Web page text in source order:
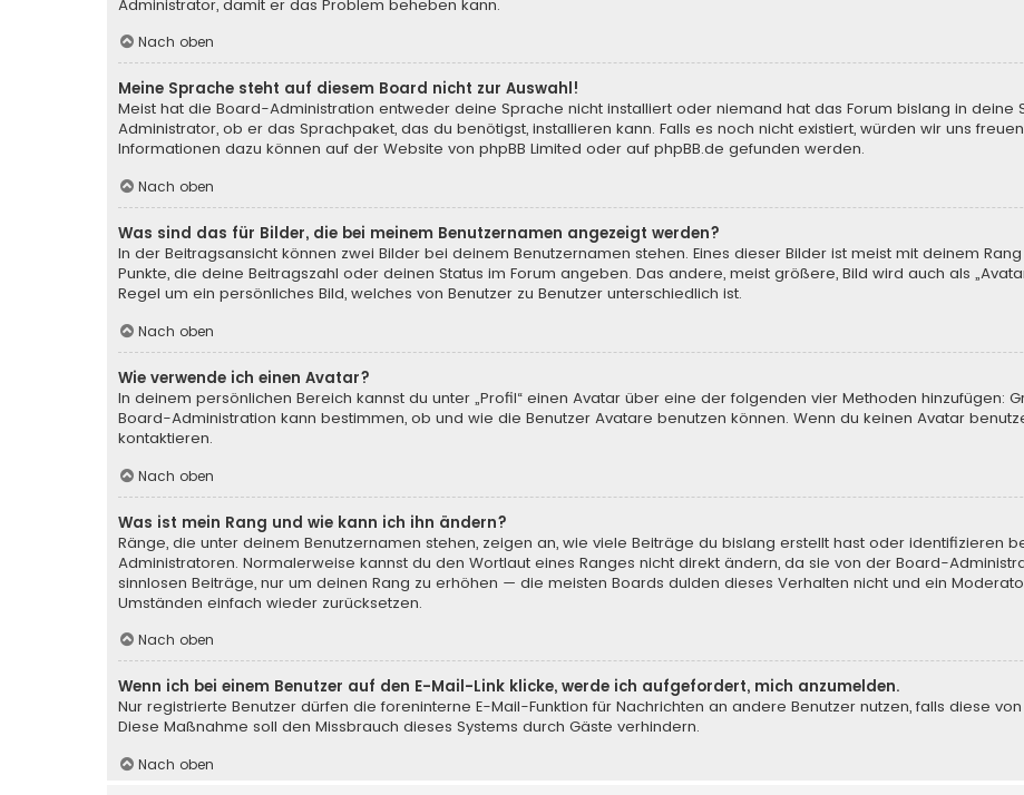
Administrator, damit er das Problem beheben kann.
Nach oben
Meine Sprache steht auf diesem Board nicht zur Auswahl!
Meist hat die Board-Administration entweder deine Sprache nicht installiert oder niemand hat das Forum bislang in deine
Administrator, ob er das Sprachpaket, das du benötigst, installieren kann. Falls es noch nicht existiert, würden wir uns
Informationen dazu können auf der Website von phpBB Limited oder auf phpBB.de gefunden werden.
Nach oben
Was sind das für Bilder, die bei meinem Benutzernamen angezeigt werden?
In der Beitragsansicht können zwei Bilder bei deinem Benutzernamen stehen. Eines dieser Bilder ist meist mit deinem
Punkte, die deine Beitragszahl oder deinen Status im Forum angeben. Das andere, meist größere, Bild wird auch als
Regel um ein persönliches Bild, welches von Benutzer zu Benutzer unterschiedlich ist.
Nach oben
Wie verwende ich einen Avatar?
In deinem persönlichen Bereich kannst du unter „Profil“ einen Avatar über eine der folgenden vier Methoden hinzufügen:
Board-Administration kann bestimmen, ob und wie die Benutzer Avatare benutzen können. Wenn du keinen Avatar
kontaktieren.
Nach oben
Was ist mein Rang und wie kann ich ihn ändern?
Ränge, die unter deinem Benutzernamen stehen, zeigen an, wie viele Beiträge du bislang erstellt hast oder identifizieren
Administratoren. Normalerweise kannst du den Wortlaut eines Ranges nicht direkt ändern, da sie von der Board-
sinnlosen Beiträge, nur um deinen Rang zu erhöhen — die meisten Boards dulden dieses Verhalten nicht und ein
Umständen einfach wieder zurücksetzen.
Nach oben
Wenn ich bei einem Benutzer auf den E-Mail-Link klicke, werde ich aufgefordert, mich anzumelden.
Nur registrierte Benutzer dürfen die foreninterne E-Mail-Funktion für Nachrichten an andere Benutzer nutzen, falls diese
Diese Maßnahme soll den Missbrauch dieses Systems durch Gäste verhindern.
Nach oben